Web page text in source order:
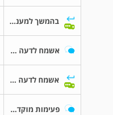
בהמשך למענה שלך ברשותך
אשמח לדעה שלךב דוקטור
אשמח לדעה שלךב דוקטור
פעימות מוקדמות